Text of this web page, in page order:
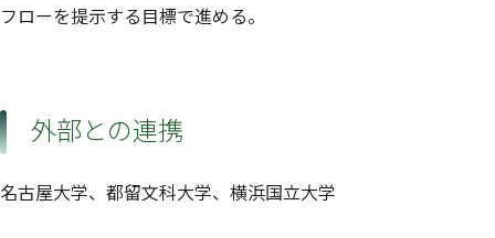
フローを提示する目標で進める。
外部との連携
名古屋大学、都留文科大学、横浜国立大学